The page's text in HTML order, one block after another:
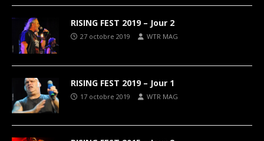
RISING FEST 2019 – Jour 2
27 octobre 2019 WTR MAG
RISING FEST 2019 – Jour 1
17 octobre 2019 WTR MAG